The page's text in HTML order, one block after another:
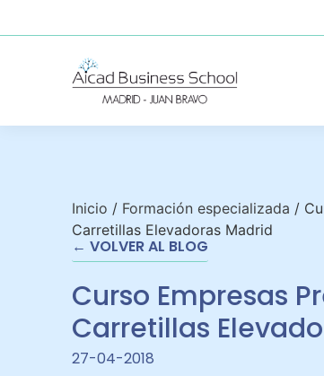
Inicio / Formación especializada /
Carretillas Elevadoras Madrid
← VOLVER AL BLOG
Curso Empresas
Carretillas
27-04-2018